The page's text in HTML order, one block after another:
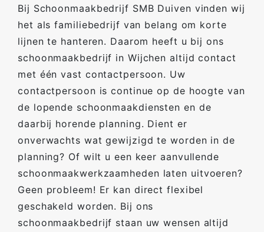
Bij Schoonmaakbedrijf SMB Duiven vinden wij
het als familiebedrijf van belang om korte
lijnen te hanteren. Daarom heeft u bij ons
schoonmaakbedrijf in Wijchen altijd contact
met één vast contactpersoon. Uw
contactpersoon is continue op de hoogte van
de lopende schoonmaakdiensten en de
daarbij horende planning. Dient er
onverwachts wat gewijzigd te worden in de
planning? Of wilt u een keer aanvullende
schoonmaakwerkzaamheden laten uitvoeren?
Geen probleem! Er kan direct flexibel
geschakeld worden. Bij ons
schoonmaakbedrijf staan uw wensen altijd